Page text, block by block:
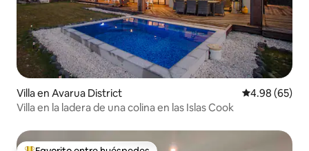
Villa en Avarua District Calificación
4.98 (65)
Villa en la ladera de una colina en las Islas Cook